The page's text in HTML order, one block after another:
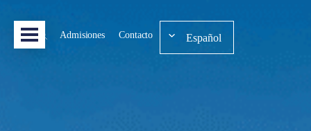
Admisiones Contacto Español